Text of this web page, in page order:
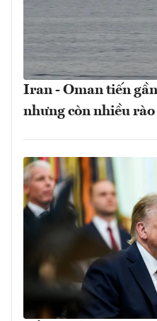
Iran - Oman tiến
nhưng còn nhiều rào